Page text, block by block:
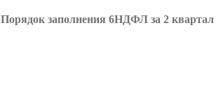
Порядок заполнения 6НДФЛ за 2 квартал